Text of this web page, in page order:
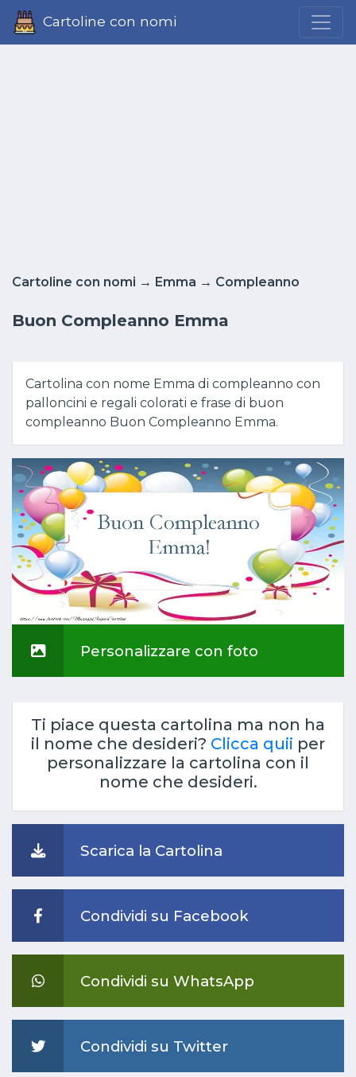
Cartoline con nomi
Cartoline con nomi → Emma → Compleanno
Buon Compleanno Emma
Cartolina con nome Emma di compleanno con
palloncini e regali colorati e frase di buon
compleanno Buon Compleanno Emma.
Personalizzare con foto
Ti piace questa cartolina ma non ha
il nome che desideri? Clicca quii per
personalizzare la cartolina con il
nome che desideri.
Scarica la Cartolina
Condividi su Facebook
Condividi su WhatsApp
Condividi su Twitter